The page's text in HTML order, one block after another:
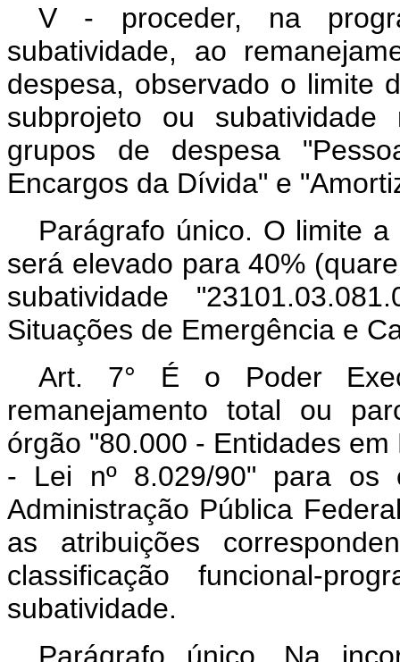
V - proceder, na
subatividade, ao
despesa, observado o limite
subprojeto ou
grupos de despesa
Encargos da Dívida" e
Parágrafo único. O limite
será elevado para 40%
subatividade
Situações de Emergência e
Art. 7° É o Poder
remanejamento total ou
órgão "80.000 - Entidades
- Lei nº 8.029/90" para os
Administração Pública
as atribuições
classificação funcional-
subatividade.